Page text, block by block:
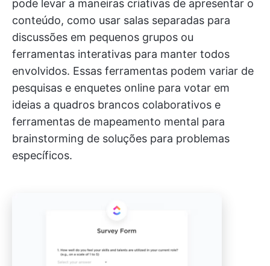
pode levar a maneiras criativas de apresentar o
conteúdo, como usar salas separadas para
discussões em pequenos grupos ou
ferramentas interativas para manter todos
envolvidos. Essas ferramentas podem variar de
pesquisas e enquetes online para votar em
ideias a quadros brancos colaborativos e
ferramentas de mapeamento mental para
brainstorming de soluções para problemas
específicos.